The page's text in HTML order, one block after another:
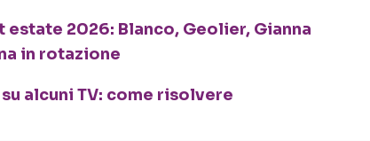
estate 2026: Blanco, Geolier, Gianna
in rotazione
alcuni TV: come risolvere